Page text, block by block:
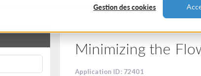
Gestion des cookies
Minimizing the
Application ID: 72401